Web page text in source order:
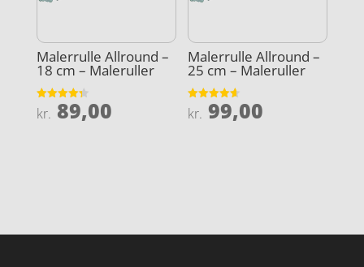
Malerrulle Allround –
18 cm – Maleruller
Vurderet
4.3
kr. 89,00
Malerrulle Allround –
25 cm – Maleruller
Vurderet
4.6
kr. 99,00